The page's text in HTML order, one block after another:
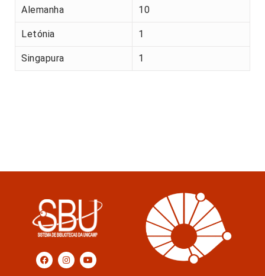
Alemanha 10
Letónia 1
Singapura 1